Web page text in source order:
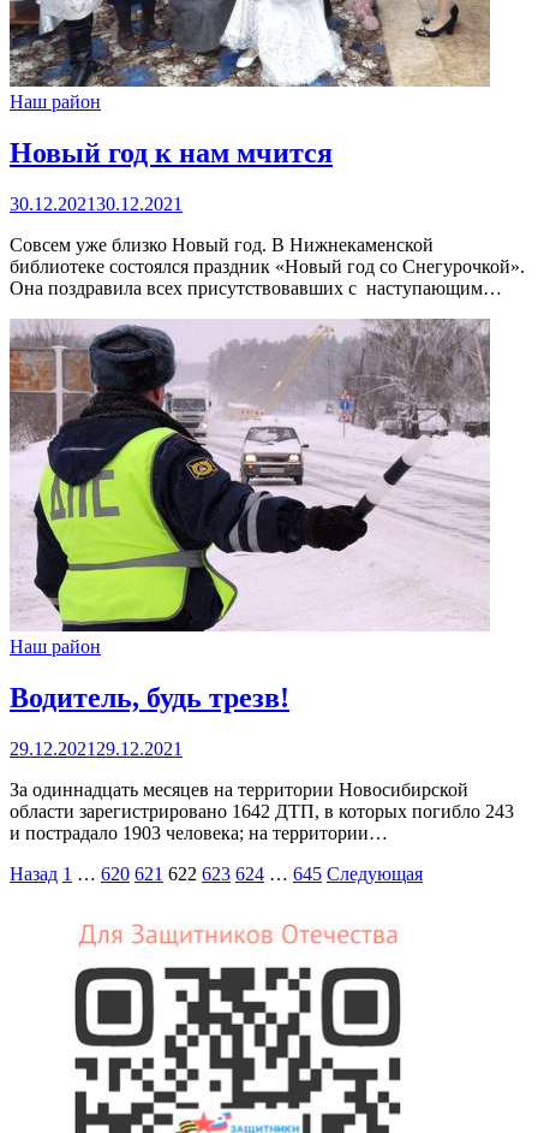
Наш район
Новый год к нам мчится
30.12.202130.12.2021
Совсем уже близко Новый год. В Нижнекаменской
библиотеке состоялся праздник «Новый год со Снегурочкой».
Она поздравила всех присутствовавших с наступающим…
Наш район
Водитель, будь трезв!
29.12.2021 29.12.2021
За одиннадцать месяцев на территории Новосибирской
области зарегистрировано 1642 ДТП, в которых погибло 243
и пострадало 1903 человека; на территории…
Пагинация
Назад 1 … 620 621 622 623 624 … 645 Следующая